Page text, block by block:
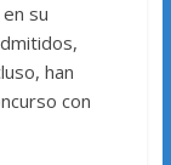
su
han
con